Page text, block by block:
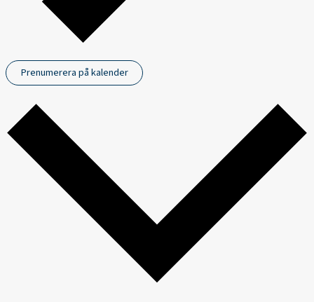
Prenumerera på kalender